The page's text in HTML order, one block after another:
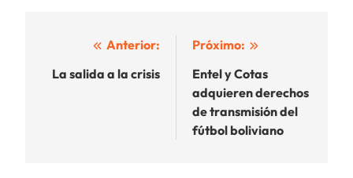
Navegación
de
Anterior:
La salida a la crisis
Próximo:
Entel y Cotas
adquieren derechos
de transmisión del
fútbol boliviano